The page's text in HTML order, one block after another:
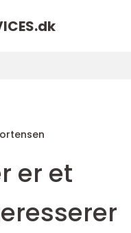
dk
er et